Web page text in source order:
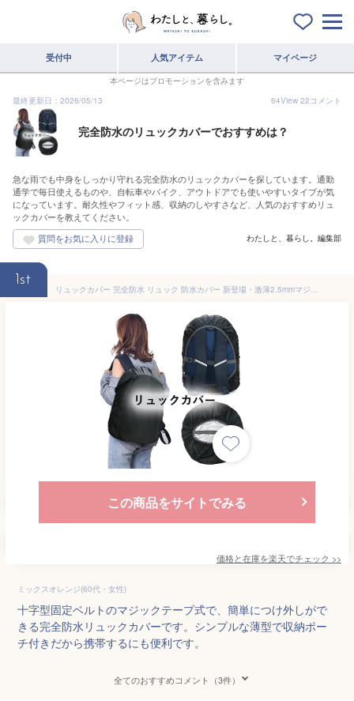
受付中 人気アイテム マイページ
本ページはプロモーションを含みます
最終更新日：2026/05/13
64View 22コメント
完全防水のリュックカバーでおすすめは？
急な雨でも中身をしっかり守れる完全防水のリュックカバーを探しています。通勤
通学で毎日使えるものや、自転車やバイク、アウトドアでも使いやすいタイプが気
になっています。耐久性やフィット感、収納のしやすさなど、人気のおすすめリュ
ックカバーを教えてください。
わたしと、暮らし。編集部
1st
リュックカバー 完全防水 リュック 防水カバー 新登場・激薄2.5mmマジックテープ レインカバー リュック ザックカバー 雨カバー 十字型固定ベルト
この商品をサイトでみる
価格と在庫を楽天でチェック >>
ミックスオレンジ(60代・女性)
十字型固定ベルトのマジックテープ式で、簡単につけ外しがで
きる完全防水リュックカバーです。シンプルな薄型で収納ポー
チ付きだから携帯するにも便利です。
全てのおすすめコメント（3件）